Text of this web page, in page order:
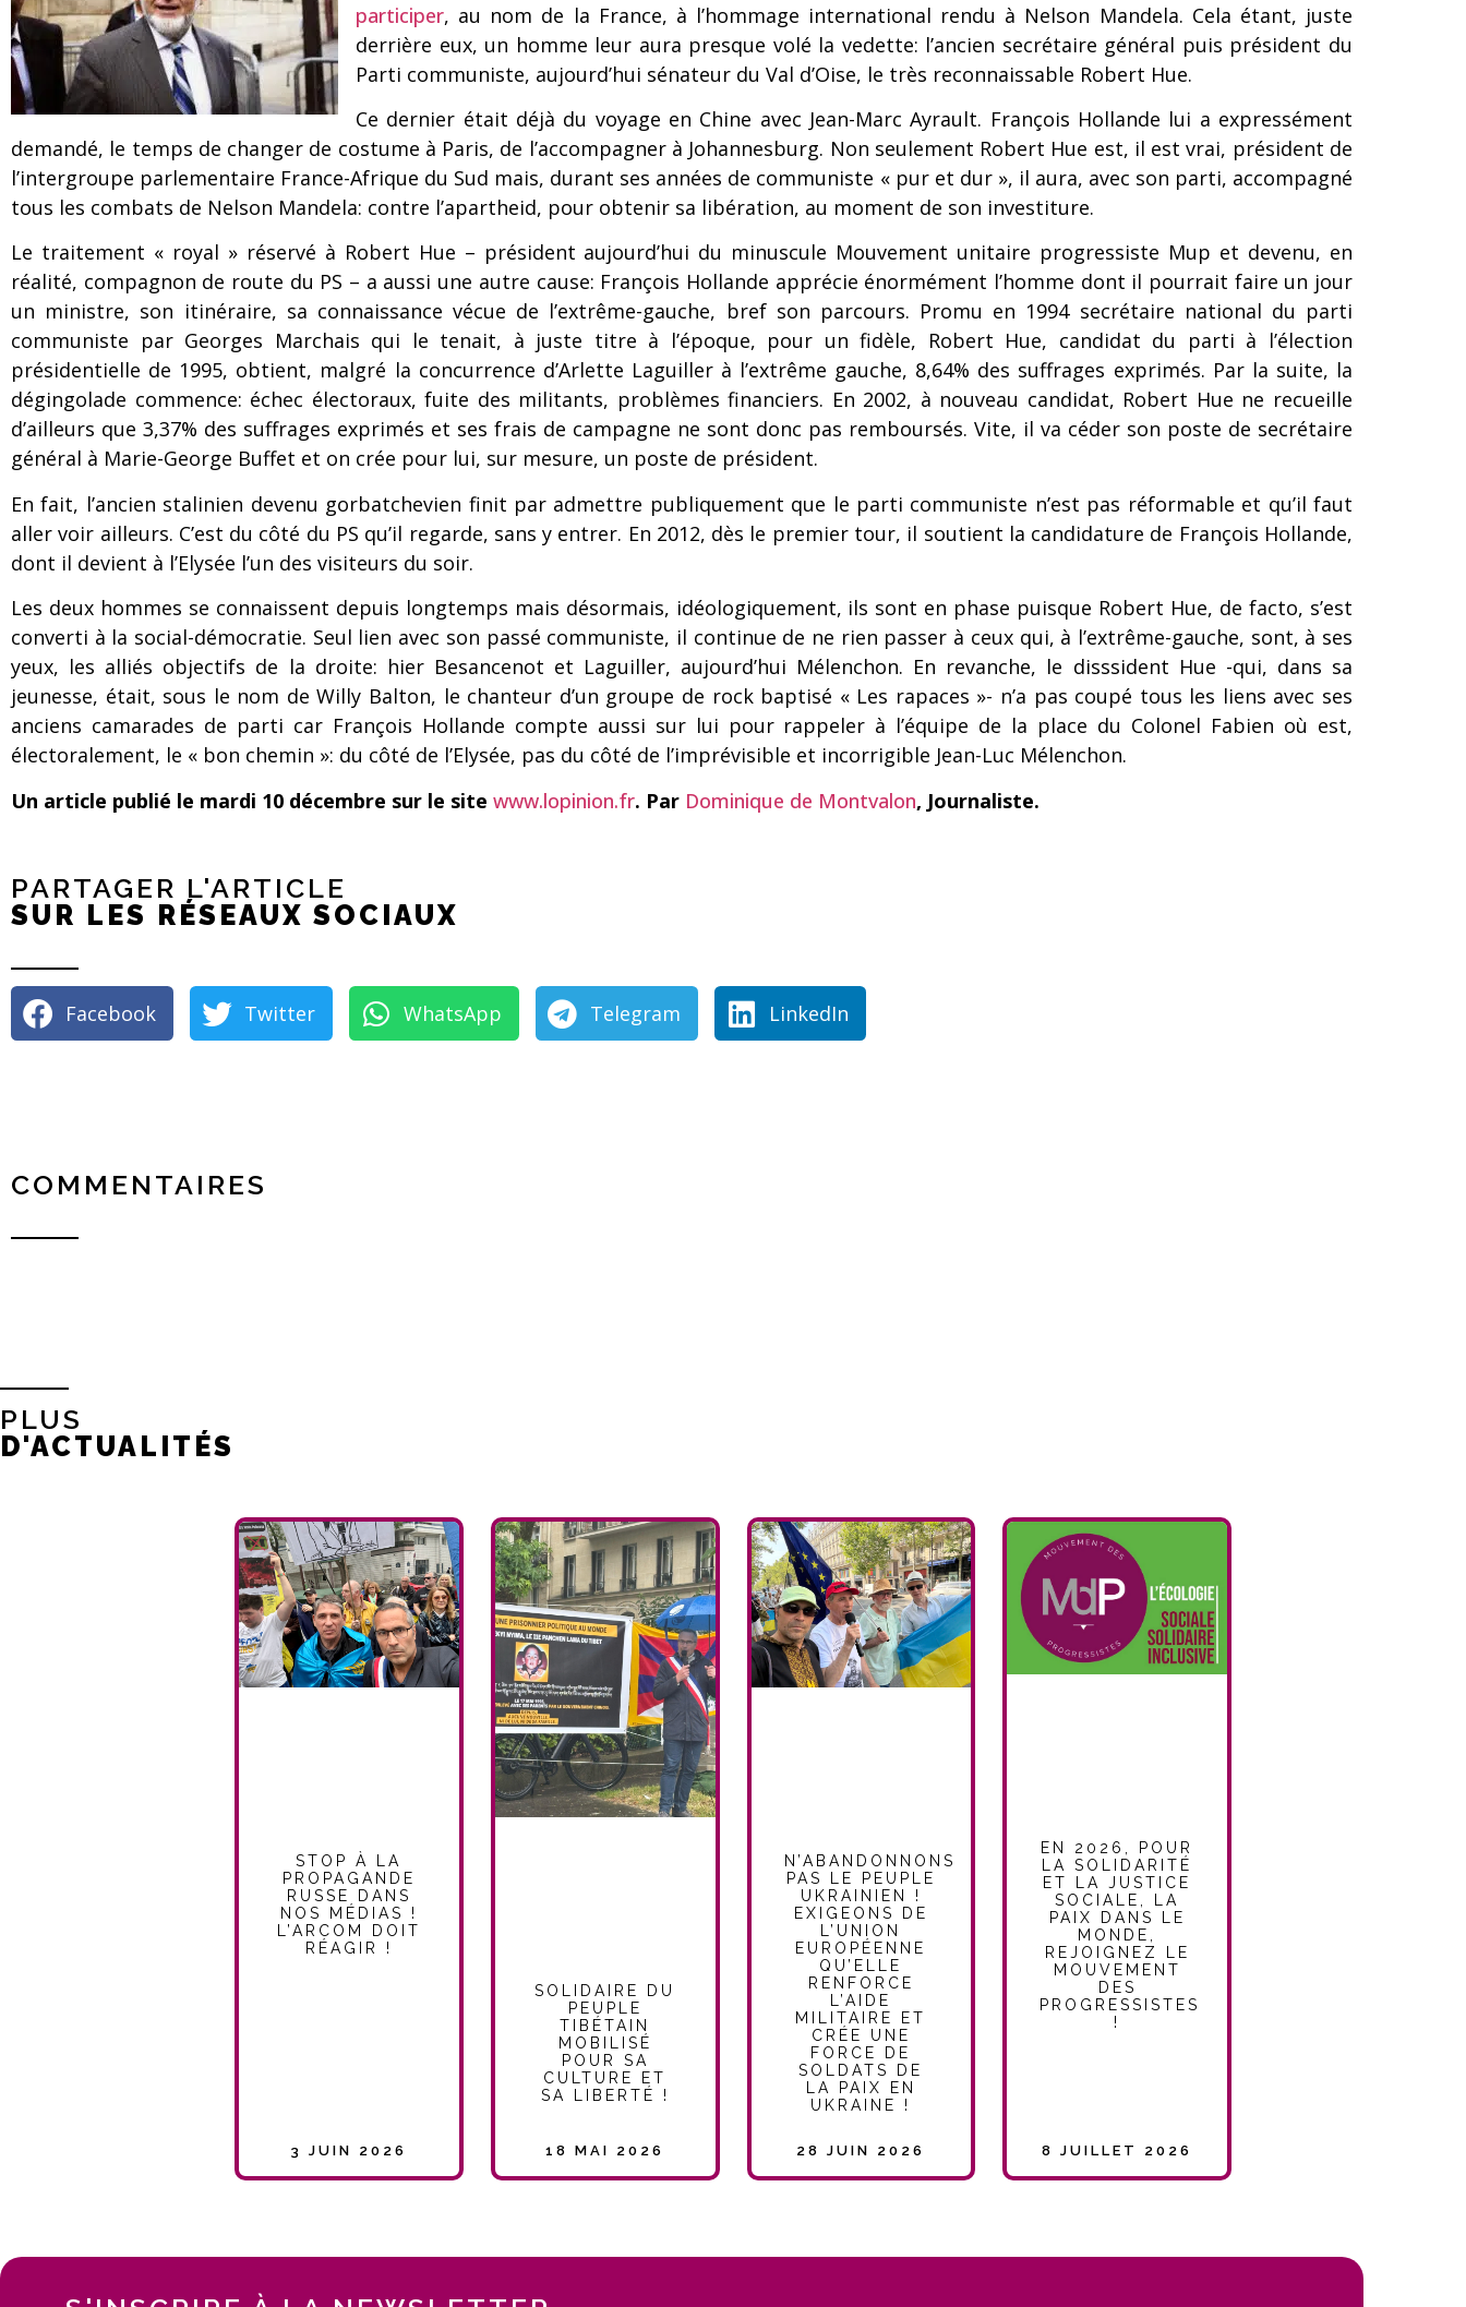
participer, au nom de la France, à l’hommage international rendu à Nelson Mandela. Cela étant, juste
derrière eux, un homme leur aura presque volé la vedette: l’ancien secrétaire général puis président du
Parti communiste, aujourd’hui sénateur du Val d’Oise, le très reconnaissable Robert Hue.
Ce dernier était déjà du voyage en Chine avec Jean-Marc Ayrault. François Hollande lui a expressément
demandé, le temps de changer de costume à Paris, de l’accompagner à Johannesburg. Non seulement Robert Hue est, il est vrai, président de
l’intergroupe parlementaire France-Afrique du Sud mais, durant ses années de communiste « pur et dur », il aura, avec son parti, accompagné
tous les combats de Nelson Mandela: contre l’apartheid, pour obtenir sa libération, au moment de son investiture.
Le traitement « royal » réservé à Robert Hue – président aujourd’hui du minuscule Mouvement unitaire progressiste Mup et devenu, en
réalité, compagnon de route du PS – a aussi une autre cause: François Hollande apprécie énormément l’homme dont il pourrait faire un jour
un ministre, son itinéraire, sa connaissance vécue de l’extrême-gauche, bref son parcours. Promu en 1994 secrétaire national du parti
communiste par Georges Marchais qui le tenait, à juste titre à l’époque, pour un fidèle, Robert Hue, candidat du parti à l’élection
présidentielle de 1995, obtient, malgré la concurrence d’Arlette Laguiller à l’extrême gauche, 8,64% des suffrages exprimés. Par la suite, la
dégingolade commence: échec électoraux, fuite des militants, problèmes financiers. En 2002, à nouveau candidat, Robert Hue ne recueille
d’ailleurs que 3,37% des suffrages exprimés et ses frais de campagne ne sont donc pas remboursés. Vite, il va céder son poste de secrétaire
général à Marie-George Buffet et on crée pour lui, sur mesure, un poste de président.
En fait, l’ancien stalinien devenu gorbatchevien finit par admettre publiquement que le parti communiste n’est pas réformable et qu’il faut
aller voir ailleurs. C’est du côté du PS qu’il regarde, sans y entrer. En 2012, dès le premier tour, il soutient la candidature de François Hollande,
dont il devient à l’Elysée l’un des visiteurs du soir.
Les deux hommes se connaissent depuis longtemps mais désormais, idéologiquement, ils sont en phase puisque Robert Hue, de facto, s’est
converti à la social-démocratie. Seul lien avec son passé communiste, il continue de ne rien passer à ceux qui, à l’extrême-gauche, sont, à ses
yeux, les alliés objectifs de la droite: hier Besancenot et Laguiller, aujourd’hui Mélenchon. En revanche, le disssident Hue -qui, dans sa
jeunesse, était, sous le nom de Willy Balton, le chanteur d’un groupe de rock baptisé « Les rapaces »- n’a pas coupé tous les liens avec ses
anciens camarades de parti car François Hollande compte aussi sur lui pour rappeler à l’équipe de la place du Colonel Fabien où est,
électoralement, le « bon chemin »: du côté de l’Elysée, pas du côté de l’imprévisible et incorrigible Jean-Luc Mélenchon.
Un article publié le mardi 10 décembre sur le site www.lopinion.fr. Par Dominique de Montvalon, Journaliste.
PARTAGER L'ARTICLE
SUR LES RÉSEAUX SOCIAUX
Facebook Twitter WhatsApp Telegram LinkedIn
COMMENTAIRES
PLUS
D'ACTUALITÉS
STOP À LA
PROPAGANDE
RUSSE DANS
NOS MÉDIAS !
L’ARCOM DOIT
RÉAGIR !
3 JUIN 2026
SOLIDAIRE DU
PEUPLE
TIBÉTAIN
MOBILISÉ
POUR SA
CULTURE ET
SA LIBERTÉ !
18 MAI 2026
N’ABANDONNONS
PAS LE PEUPLE
UKRAINIEN !
EXIGEONS DE
L’UNION
EUROPÉENNE
QU’ELLE
RENFORCE
L’AIDE
MILITAIRE ET
CRÉE UNE
FORCE DE
SOLDATS DE
LA PAIX EN
UKRAINE !
28 JUIN 2026
EN 2026, POUR
LA SOLIDARITÉ
ET LA JUSTICE
SOCIALE, LA
PAIX DANS LE
MONDE,
REJOIGNEZ LE
MOUVEMENT
DES
PROGRESSISTES
!
8 JUILLET 2026